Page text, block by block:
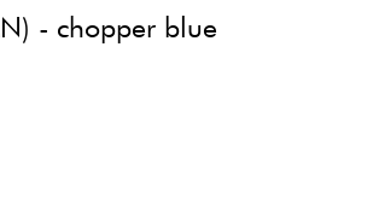
- chopper blue